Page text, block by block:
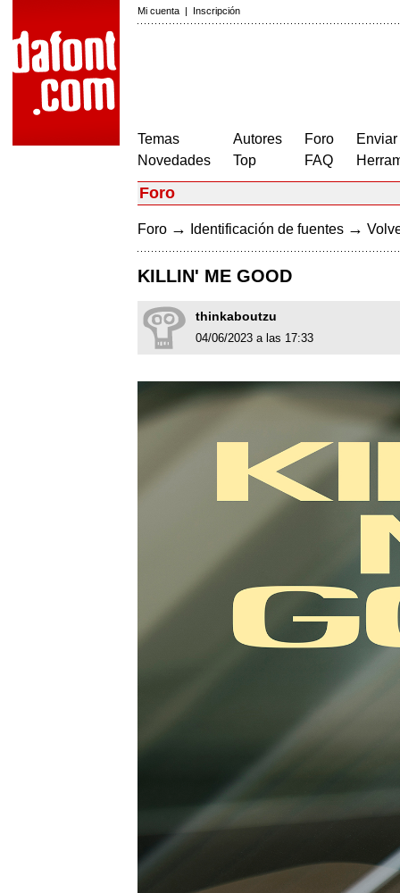
Mi cuenta | Inscripción
Temas
Novedades
Autores
Top
Foro
FAQ
Foro
Foro → Identificación de fuentes →
KILLIN' ME GOOD
thinkaboutzu
04/06/2023 a las 17:33